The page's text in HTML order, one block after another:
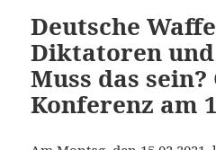
Deutsche
Diktatoren
Muss das
Konferenz am